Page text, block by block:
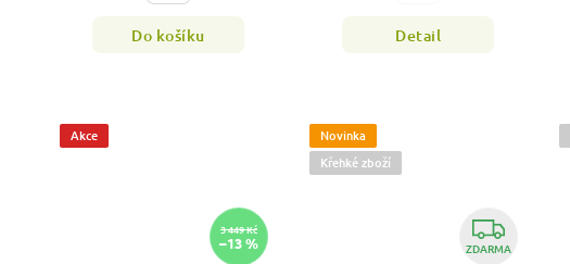
Do košíku Detail
Akce
3 449 Kč
–13 %
Novinka
Křehké zboží
ZDARMA